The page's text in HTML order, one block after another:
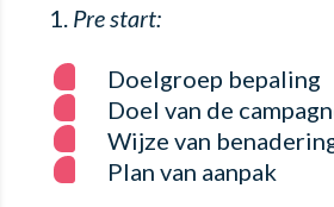
Pre start:
Doelgroep bepaling
Doel van de
Wijze van
Plan van aanpak